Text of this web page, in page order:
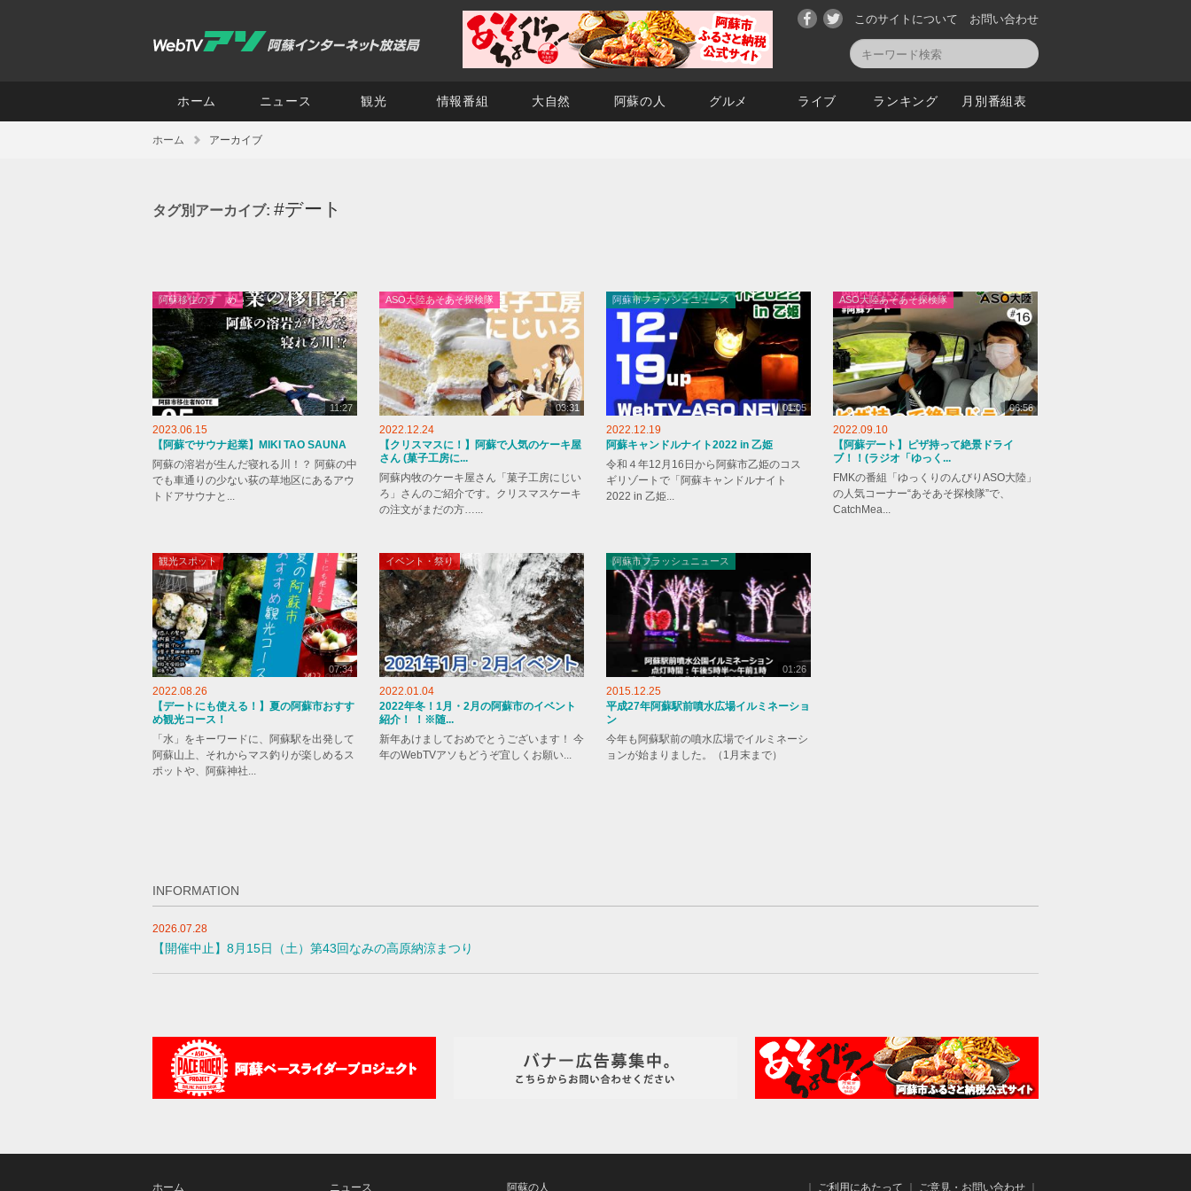
お問い合わせ
このサイトについて
ホーム ニュース 観光 情報番組 大自然 阿蘇の人 グルメ ライブ ランキング 月別番組表
ホーム アーカイブ
タグ別アーカイブ: #デート
阿蘇移住のすゝめ
11:27
2023.06.15
【阿蘇でサウナ起業】MIKI TAO SAUNA
阿蘇の溶岩が生んだ寝れる川！？ 阿蘇の中
でも車通りの少ない荻の草地区にあるアウ
トドアサウナと...
ASO大陸あそあそ探検隊
03:31
2022.12.24
【クリスマスに！】阿蘇で人気のケーキ屋
さん (菓子工房に...
阿蘇内牧のケーキ屋さん「菓子工房にじい
ろ」さんのご紹介です。クリスマスケーキ
の注文がまだの方…...
阿蘇市フラッシュニュース
01:05
2022.12.19
阿蘇キャンドルナイト2022 in 乙姫
令和４年12月16日から阿蘇市乙姫のコス
ギリゾートで「阿蘇キャンドルナイト
2022 in 乙姫...
ASO大陸あそあそ探検隊
06:56
2022.09.10
【阿蘇デート】ピザ持って絶景ドライ
ブ！！(ラジオ「ゆっく...
FMKの番組「ゆっくりのんびりASO大陸」
の人気コーナー“あそあそ探検隊”で、
CatchMea...
観光スポット
07:34
2022.08.26
【デートにも使える！】夏の阿蘇市おすす
め観光コース！
「水」をキーワードに、阿蘇駅を出発して
阿蘇山上、それからマス釣りが楽しめるス
ポットや、阿蘇神社...
イベント・祭り
2022.01.04
2022年冬！1月・2月の阿蘇市のイベント
紹介！ ！※随...
新年あけましておめでとうございます！ 今
年のWebTVアソもどうぞ宜しくお願い...
阿蘇市フラッシュニュース
01:26
2015.12.25
平成27年阿蘇駅前噴水広場イルミネーショ
ン
今年も阿蘇駅前の噴水広場でイルミネーシ
ョンが始まりました。（1月末まで）
INFORMATION
2026.07.28
【開催中止】8月15日（土）第43回なみの高原納涼まつり
ホーム ニュース 阿蘇の人 ご利用にあたって ご意見・お問い合わせ